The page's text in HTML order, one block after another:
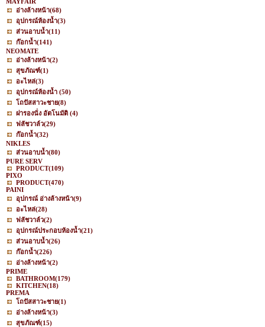
อ่างล้างหน้า(68)
อุปกรณ์ห้องน้ำ(3)
ส่วนอาบน้ำ(11)
ก๊อกน้ำ(141)
NEOMATE
อ่างล้างหน้า(2)
สุขภัณฑ์(1)
อะไหล่(3)
อุปกรณ์ห้องน้ำ (50)
โถปัสสาวะชาย(8)
ฝารองนั่ง อัตโนมัติ (4)
ฟลัชวาล์ว(29)
ก๊อกน้ำ(32)
NIKLES
ส่วนอาบน้ำ(80)
PURE SERV
PRODUCT(109)
PIXO
PRODUCT(470)
PAINI
อุปกรณ์ อ่างล้างหน้า(9)
อะไหล่(28)
ฟลัชวาล์ว(2)
อุปกรณ์ประกอบห้องน้ำ(21)
ส่วนอาบน้ำ(26)
ก๊อกน้ำ(226)
อ่างล้างหน้า(2)
PRIME
BATHROOM(179)
KITCHEN(18)
PREMA
โถปัสสาวะชาย(1)
อ่างล้างหน้า(3)
สุขภัณฑ์(15)